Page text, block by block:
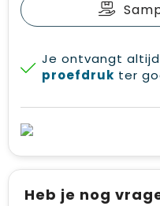
Je ontvangt altijd
proefdruk ter
Heb je nog